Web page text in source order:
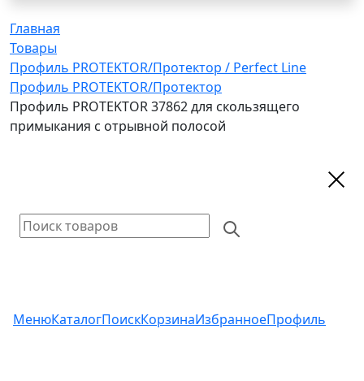
Главная
Товары
Профиль PROTEKTOR/Протектор / Perfect Line
Профиль PROTEKTOR/Протектор
Профиль PROTEKTOR 37862 для скользящего
примыкания с отрывной полосой
МенюКаталогПоискКорзинаИзбранноеПрофиль